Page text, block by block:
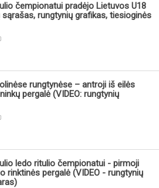
čempionatui pradėjo Lietuvos U18
rungtynių grafikas, tiesioginės
rungtynėse – antroji iš eilės
pergalė (VIDEO: rungtynių
ledo ritulio čempionatui - pirmoji
rinktinės pergalė (VIDEO - rungtynių